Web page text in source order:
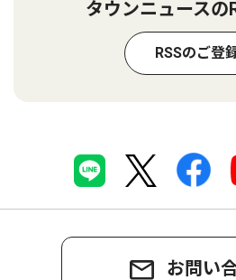
タウンニュースの
RSSのご登
お問い